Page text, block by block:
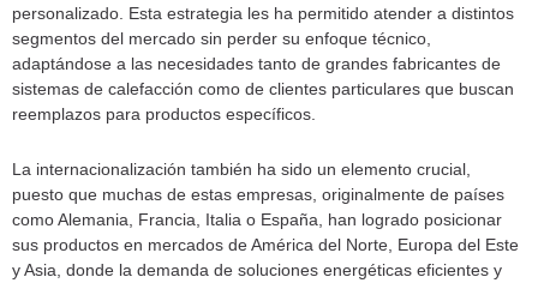
personalizado. Esta estrategia les ha permitido atender a distintos
segmentos del mercado sin perder su enfoque técnico,
adaptándose a las necesidades tanto de grandes fabricantes de
sistemas de calefacción como de clientes particulares que buscan
reemplazos para productos específicos.
La internacionalización también ha sido un elemento crucial,
puesto que muchas de estas empresas, originalmente de países
como Alemania, Francia, Italia o España, han logrado posicionar
sus productos en mercados de América del Norte, Europa del Este
y Asia, donde la demanda de soluciones energéticas eficientes y